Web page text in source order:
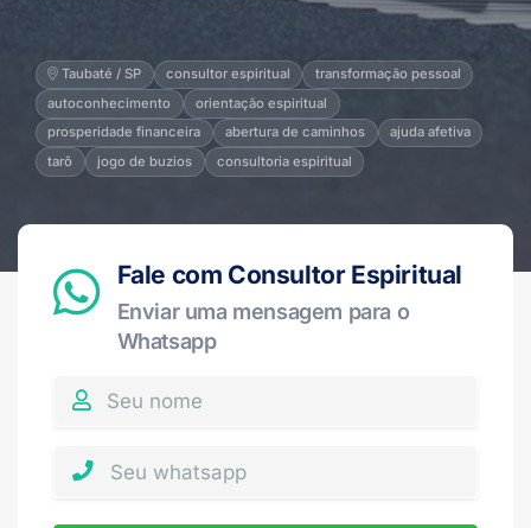
Taubaté / SP consultor espiritual
transformação pessoal
autoconhecimento
orientação espiritual
prosperidade financeira
abertura de caminhos
ajuda afetiva
tarô
jogo de buzios consultoria espiritual
Fale com Consultor Espiritual
Enviar uma mensagem para o
Whatsapp